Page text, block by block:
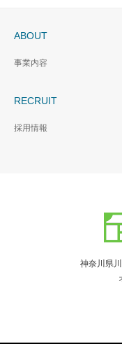
ABOUT
事業内容
RECRUIT
採用情報
神奈川県